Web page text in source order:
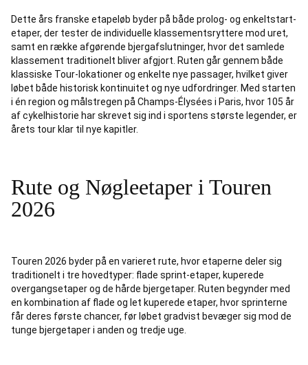
Dette års franske etapeløb byder på både prolog- og enkeltstart-
etaper, der tester de individuelle klassementsryttere mod uret,
samt en række afgørende bjergafslutninger, hvor det samlede
klassement traditionelt bliver afgjort. Ruten går gennem både
klassiske Tour-lokationer og enkelte nye passager, hvilket giver
løbet både historisk kontinuitet og nye udfordringer. Med starten
i én region og målstregen på Champs-Élysées i Paris, hvor 105 år
af cykelhistorie har skrevet sig ind i sportens største legender, er
årets tour klar til nye kapitler.
Rute og Nøgleetaper i Touren
2026
Touren 2026 byder på en varieret rute, hvor etaperne deler sig
traditionelt i tre hovedtyper: flade sprint-etaper, kuperede
overgangsetaper og de hårde bjergetaper. Ruten begynder med
en kombination af flade og let kuperede etaper, hvor sprinterne
får deres første chancer, før løbet gradvist bevæger sig mod de
tunge bjergetaper i anden og tredje uge.